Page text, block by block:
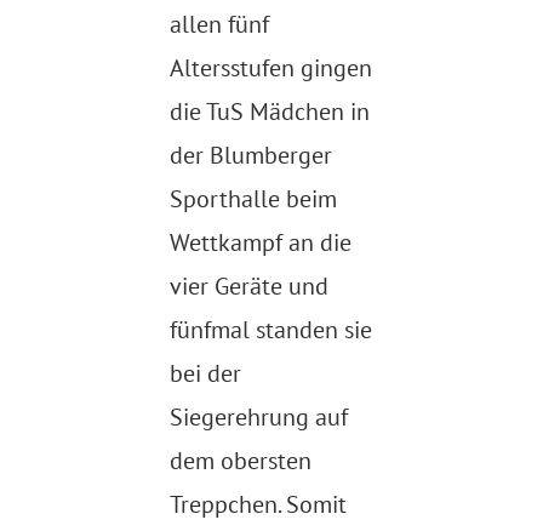
allen fünf
Altersstufen gingen
die TuS Mädchen in
der Blumberger
Sporthalle beim
Wettkampf an die
vier Geräte und
fünfmal standen sie
bei der
Siegerehrung auf
dem obersten
Treppchen. Somit